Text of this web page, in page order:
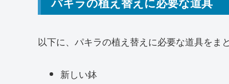
以下に、パキラの植え替えに必要な道具をま
新しい鉢